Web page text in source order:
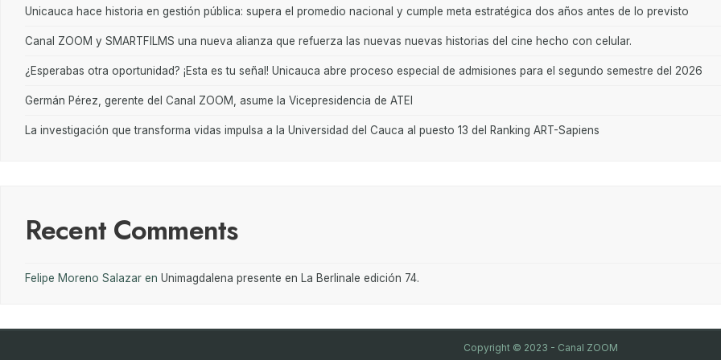
Unicauca hace historia en gestión pública: supera el promedio nacional y cumple meta estratégica dos años antes de lo previsto
Canal ZOOM y SMARTFILMS una nueva alianza que refuerza las nuevas nuevas historias del cine hecho con celular.
¿Esperabas otra oportunidad? ¡Esta es tu señal! Unicauca abre proceso especial de admisiones para el segundo semestre del 2026
Germán Pérez, gerente del Canal ZOOM, asume la Vicepresidencia de ATEI
La investigación que transforma vidas impulsa a la Universidad del Cauca al puesto 13 del Ranking ART-Sapiens
Recent Comments
Felipe Moreno Salazar en Unimagdalena presente en La Berlinale edición 74.
Copyright © 2023 - Canal ZOOM